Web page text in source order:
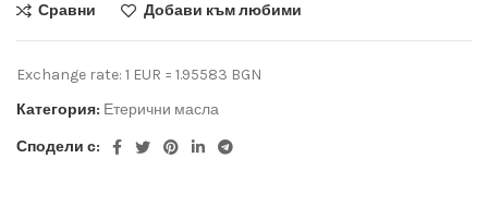
Сравни Добави към любими
Exchange rate: 1 EUR = 1.95583 BGN
Категория: Етерични масла
Сподели с: